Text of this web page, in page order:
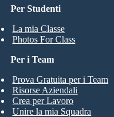
Per Studenti
La mia Classe
Photos For Class
Per i Team
Prova Gratuita per i Team
Risorse Aziendali
Crea per Lavoro
Unire la mia Squadra